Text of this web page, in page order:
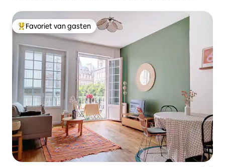
Topfavoriet van gasten
Favoriet van gasten